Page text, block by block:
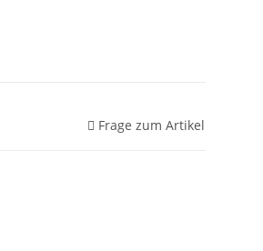
Frage zum Artikel